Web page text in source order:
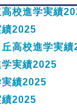
校進学実績
績2025
高校進学実績
実績2025
績2025
績2025